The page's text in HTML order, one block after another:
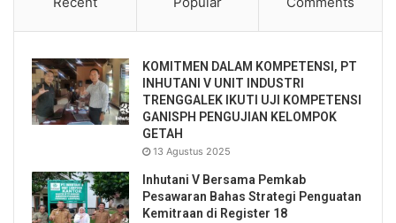
KOMITMEN DALAM KOMPETENSI, PT
INHUTANI V UNIT INDUSTRI
TRENGGALEK IKUTI UJI KOMPETENSI
GANISPH PENGUJIAN KELOMPOK
GETAH
13 Agustus 2025
Inhutani V Bersama Pemkab
Pesawaran Bahas Strategi Penguatan
Kemitraan di Register 18